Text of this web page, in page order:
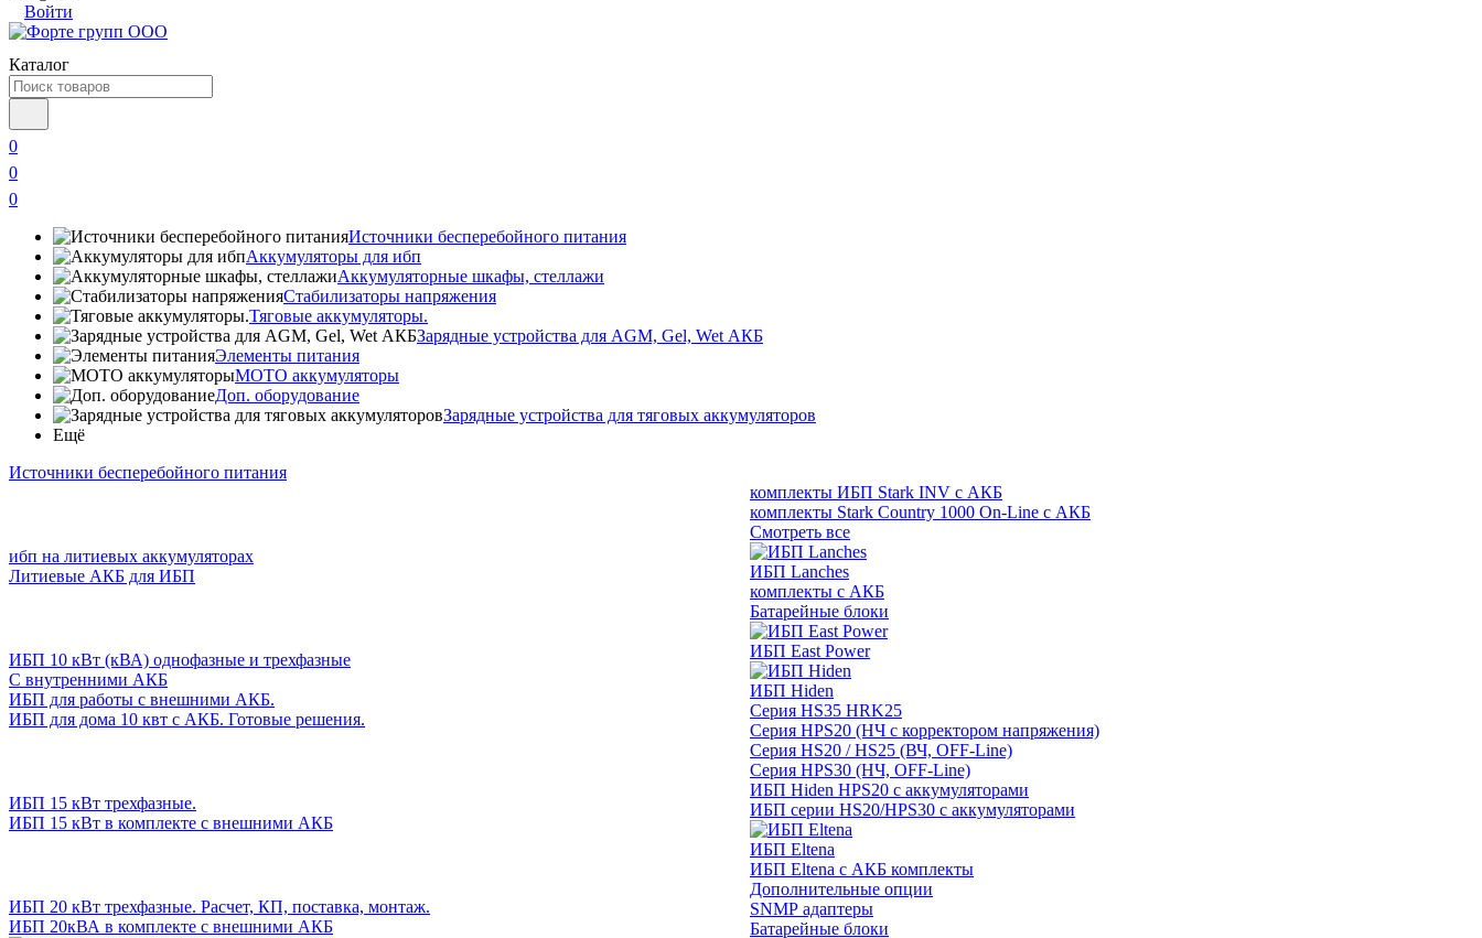
Войти
Каталог
0
0
0
Источники бесперебойного питания
Аккумуляторы для ибп
Аккумуляторные шкафы, стеллажи
Стабилизаторы напряжения
Тяговые аккумуляторы.
Зарядные устройства для AGM, Gel, Wet АКБ
Элементы питания
МОТО аккумуляторы
Доп. оборудование
Зарядные устройства для тяговых аккумуляторов
Ещё
Источники бесперебойного питания
ибп на литиевых аккумуляторах
Литиевые АКБ для ИБП
ИБП 10 кВт (кВА) однофазные и трехфазные
С внутренними АКБ
ИБП для работы с внешними АКБ.
ИБП для дома 10 квт с АКБ. Готовые решения.
ИБП 15 кВт трехфазные.
ИБП 15 кВт в комплекте с внешними АКБ
ИБП 20 кВт трехфазные. Расчет, КП, поставка, монтаж.
ИБП 20кВА в комплекте с внешними АКБ
комплекты ИБП Stark INV с АКБ
комплекты Stark Country 1000 On-Line с АКБ
Смотреть все
ИБП Lanches
комплекты с АКБ
Батарейные блоки
ИБП East Power
ИБП Hiden
Серия HS35 HRK25
Серия HPS20 (НЧ с корректором напряжения)
Серия HS20 / HS25 (ВЧ, OFF-Line)
Серия HPS30 (НЧ, OFF-Line)
ИБП Hiden HPS20 с аккумуляторами
ИБП серии HS20/HPS30 с аккумуляторами
ИБП Eltena
ИБП Eltena с АКБ комплекты
Дополнительные опции
SNMP адаптеры
Батарейные блоки